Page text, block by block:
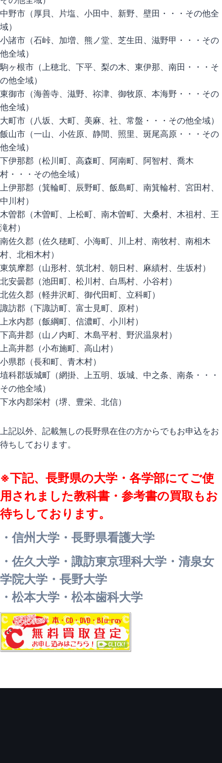
中野市（厚貝、片塩、小田中、新野、壁田・・・その他全
域）
小諸市（石峠、加増、熊ノ堂、芝生田、滋野甲・・・その
他全域）
駒ヶ根市（上穂北、下平、梨の木、東伊那、南田・・・そ
の他全域）
東御市（海善寺、滋野、祢津、御牧原、本海野・・・その
他全域）
大町市（八坂、大町、美麻、社、常盤・・・その他全域）
飯山市（一山、小佐原、静間、照里、斑尾高原・・・その
他全域）
下伊那郡（松川町、高森町、阿南町、阿智村、喬木
村・・・その他全域）
上伊那郡（箕輪町、辰野町、飯島町、南箕輪村、宮田村、
中川村）
木曽郡（木曽町、上松町、南木曽町、大桑村、木祖村、王
滝村）
南佐久郡（佐久穂町、小海町、川上村、南牧村、南相木
村、北相木村）
東筑摩郡（山形村、筑北村、朝日村、麻績村、生坂村）
北安曇郡（池田町、松川村、白馬村、小谷村）
北佐久郡（軽井沢町、御代田町、立科町）
諏訪郡（下諏訪町、富士見町、原村）
上水内郡（飯綱町、信濃町、小川村）
下高井郡（山ノ内町、木島平村、野沢温泉村）
上高井郡（小布施町、高山村）
小県郡（長和町、青木村）
埴科郡坂城町（網掛、上五明、坂城、中之条、南条・・・
その他全域）
下水内郡栄村（堺、豊栄、北信）
上記以外、記載無しの長野県在住の方からでもお申込をお
待ちしております。
※下記、長野県の大学・各学部にてご使
用されました教科書・参考書の買取もお
待ちしております。
・信州大学・長野県看護大学
・佐久大学・諏訪東京理科大学・清泉女
学院大学・長野大学
・松本大学・松本歯科大学